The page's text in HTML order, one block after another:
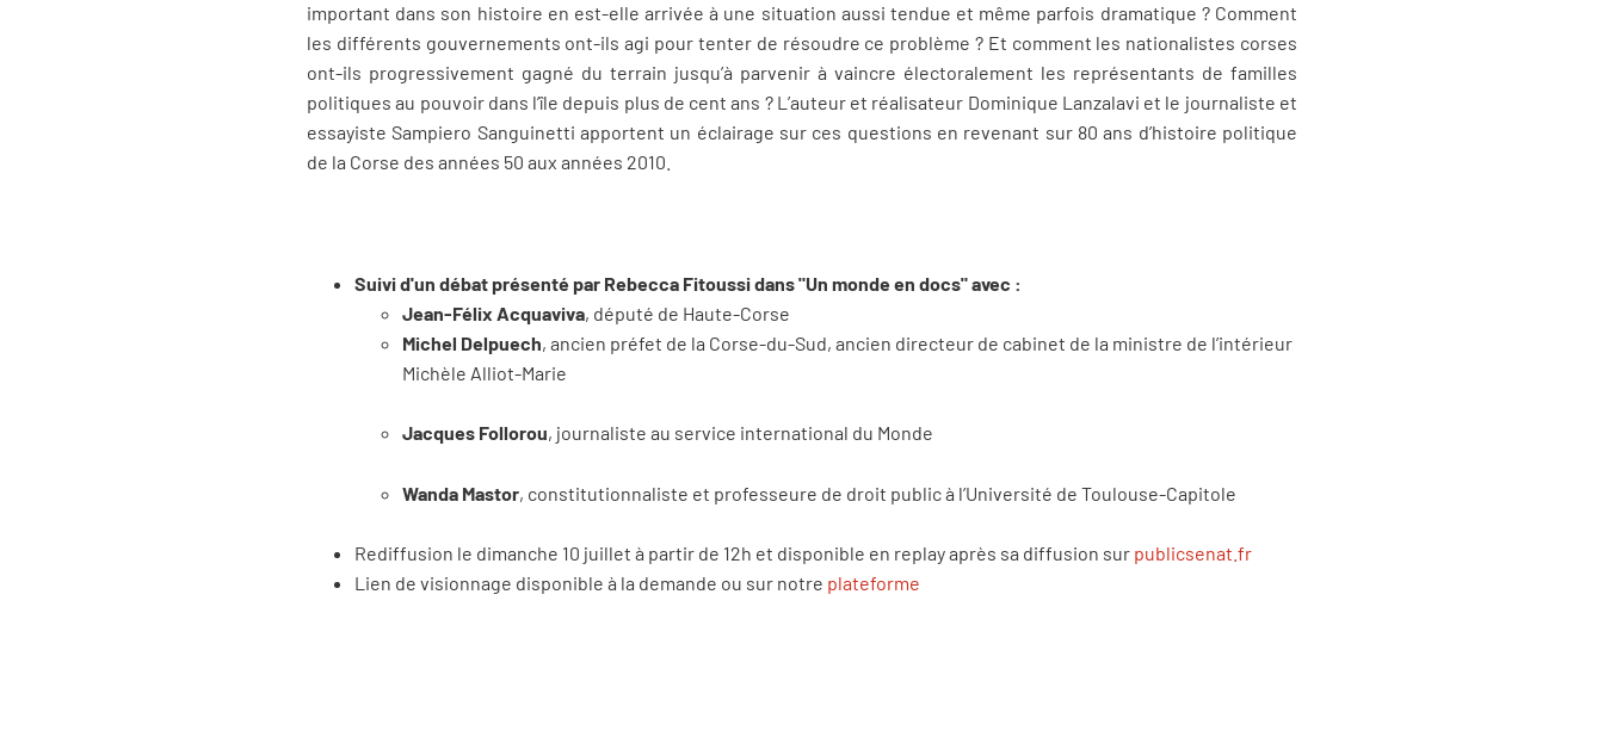
important dans son histoire en est-elle arrivée à une situation aussi tendue et même parfois dramatique ? Comment
les différents gouvernements ont-ils agi pour tenter de résoudre ce problème ? Et comment les nationalistes corses
ont-ils progressivement gagné du terrain jusqu’à parvenir à vaincre électoralement les représentants de familles
politiques au pouvoir dans l’île depuis plus de cent ans ? L’auteur et réalisateur Dominique Lanzalavi et le journaliste et
essayiste Sampiero Sanguinetti apportent un éclairage sur ces questions en revenant sur 80 ans d’histoire politique
de la Corse des années 50 aux années 2010.
Suivi d'un débat présenté par Rebecca Fitoussi dans "Un monde en docs" avec :
Jean-Félix Acquaviva, député de Haute-Corse
Michel Delpuech, ancien préfet de la Corse-du-Sud, ancien directeur de cabinet de la ministre de l’intérieur
Michèle Alliot-Marie
Jacques Follorou, journaliste au service international du Monde
Wanda Mastor, constitutionnaliste et professeure de droit public à l’Université de Toulouse-Capitole
Rediffusion le dimanche 10 juillet à partir de 12h et disponible en replay après sa diffusion sur publicsenat.fr
Lien de visionnage disponible à la demande ou sur notre plateforme